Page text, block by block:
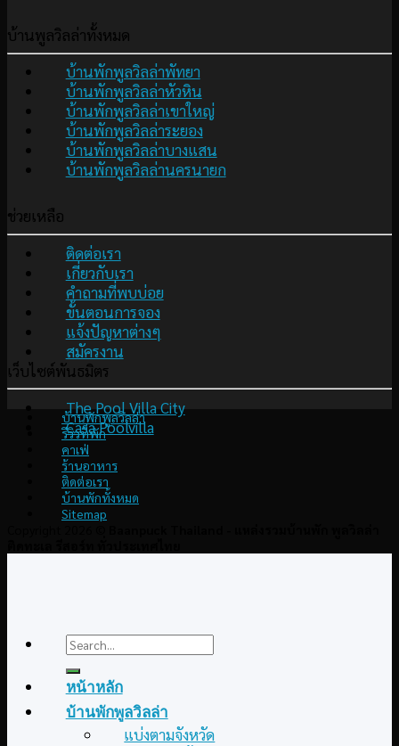
บ้านพูลวิลล่าทั้งหมด
บ้านพักพูลวิลล่าพัทยา
บ้านพักพูลวิลล่าหัวหิน
บ้านพักพูลวิลล่าเขาใหญ่
บ้านพักพูลวิลล่าระยอง
บ้านพักพูลวิลล่าบางแสน
บ้านพักพูลวิลล่านครนายก
ช่วยเหลือ
ติดต่อเรา
เกี่ยวกับเรา
คำถามที่พบบ่อย
ขั้นตอนการจอง
แจ้งปัญหาต่างๆ
สมัครงาน
เว็บไซต์พันธมิตร
The Pool Villa City
Casa Poolvilla
บ้านพักพูลวิลล่า
รีวิวที่พัก
คาเฟ่
ร้านอาหาร
ติดต่อเรา
บ้านพักทั้งหมด
Sitemap
Search
for:
หน้าหลัก
บ้านพักพูลวิลล่า
แบ่งตามจังหวัด